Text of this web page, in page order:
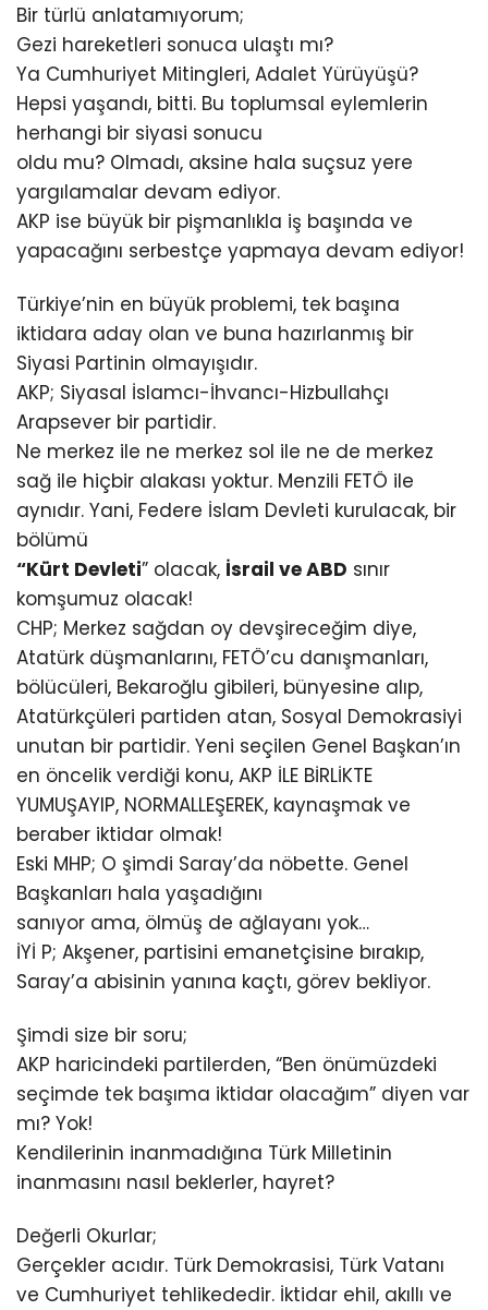
Bir türlü anlatamıyorum;
Gezi hareketleri sonuca ulaştı mı?
Ya Cumhuriyet Mitingleri, Adalet Yürüyüşü?
Hepsi yaşandı, bitti. Bu toplumsal eylemlerin
herhangi bir siyasi sonucu
oldu mu? Olmadı, aksine hala suçsuz yere
yargılamalar devam ediyor.
AKP ise büyük bir pişmanlıkla iş başında ve
yapacağını serbestçe yapmaya devam ediyor!
Türkiye’nin en büyük problemi, tek başına
iktidara aday olan ve buna hazırlanmış bir
Siyasi Partinin olmayışıdır.
AKP; Siyasal İslamcı-İhvancı-Hizbullahçı
Arapsever bir partidir.
Ne merkez ile ne merkez sol ile ne de merkez
sağ ile hiçbir alakası yoktur. Menzili FETÖ ile
aynıdır. Yani, Federe İslam Devleti kurulacak, bir
bölümü
“Kürt Devleti” olacak, İsrail ve ABD sınır
komşumuz olacak!
CHP; Merkez sağdan oy devşireceğim diye,
Atatürk düşmanlarını, FETÖ’cu danışmanları,
bölücüleri, Bekaroğlu gibileri, bünyesine alıp,
Atatürkçüleri partiden atan, Sosyal Demokrasiyi
unutan bir partidir. Yeni seçilen Genel Başkan’ın
en öncelik verdiği konu, AKP İLE BİRLİKTE
YUMUŞAYIP, NORMALLEŞEREK, kaynaşmak ve
beraber iktidar olmak!
Eski MHP; O şimdi Saray’da nöbette. Genel
Başkanları hala yaşadığını
sanıyor ama, ölmüş de ağlayanı yok…
İYİ P; Akşener, partisini emanetçisine bırakıp,
Saray’a abisinin yanına kaçtı, görev bekliyor.
Şimdi size bir soru;
AKP haricindeki partilerden, “Ben önümüzdeki
seçimde tek başıma iktidar olacağım” diyen var
mı? Yok!
Kendilerinin inanmadığına Türk Milletinin
inanmasını nasıl beklerler, hayret?
Değerli Okurlar;
Gerçekler acıdır. Türk Demokrasisi, Türk Vatanı
ve Cumhuriyet tehlikededir. İktidar ehil, akıllı ve